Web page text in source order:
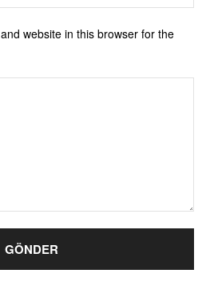
website in this browser for the